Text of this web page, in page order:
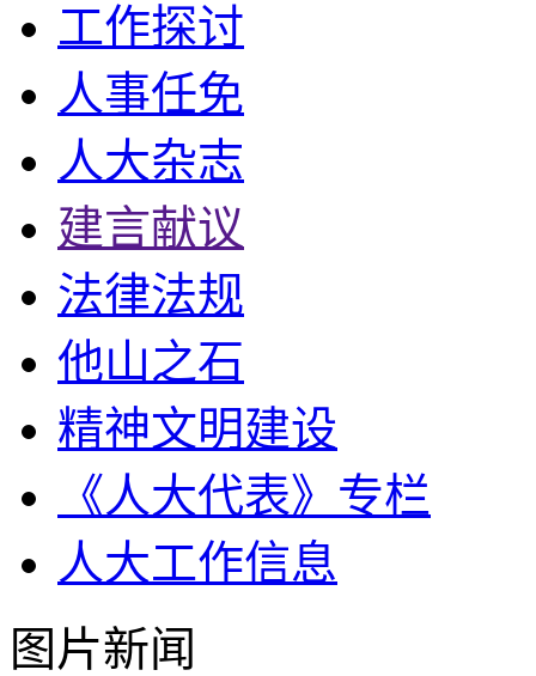
工作探讨
人事任免
人大杂志
建言献议
法律法规
他山之石
精神文明建设
《人大代表》专栏
人大工作信息
图片新闻